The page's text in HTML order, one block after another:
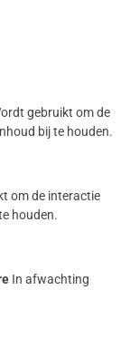
gebruikt om de
bij te houden.
om de interactie
houden.
In afwachting